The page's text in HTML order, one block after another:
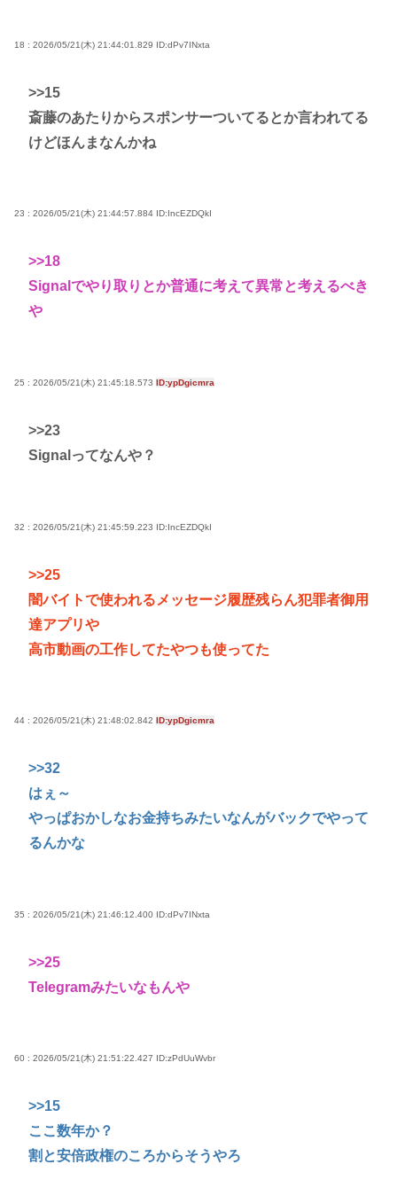
18 : 2026/05/21(木) 21:44:01.829 ID:dPv7INxta
>>15
斎藤のあたりからスポンサーついてるとか言われてる
けどほんまなんかね
23 : 2026/05/21(木) 21:44:57.884 ID:IncEZDQkI
>>18
Signalでやり取りとか普通に考えて異常と考えるべき
や
25 : 2026/05/21(木) 21:45:18.573 ID:ypDgicmra
>>23
Signalってなんや？
32 : 2026/05/21(木) 21:45:59.223 ID:IncEZDQkI
>>25
闇バイトで使われるメッセージ履歴残らん犯罪者御用
達アプリや
高市動画の工作してたやつも使ってた
44 : 2026/05/21(木) 21:48:02.842 ID:ypDgicmra
>>32
はぇ～
やっぱおかしなお金持ちみたいなんがバックでやって
るんかな
35 : 2026/05/21(木) 21:46:12.400 ID:dPv7INxta
>>25
Telegramみたいなもんや
60 : 2026/05/21(木) 21:51:22.427 ID:zPdUuWvbr
>>15
ここ数年か？
割と安倍政権のころからそうやろ